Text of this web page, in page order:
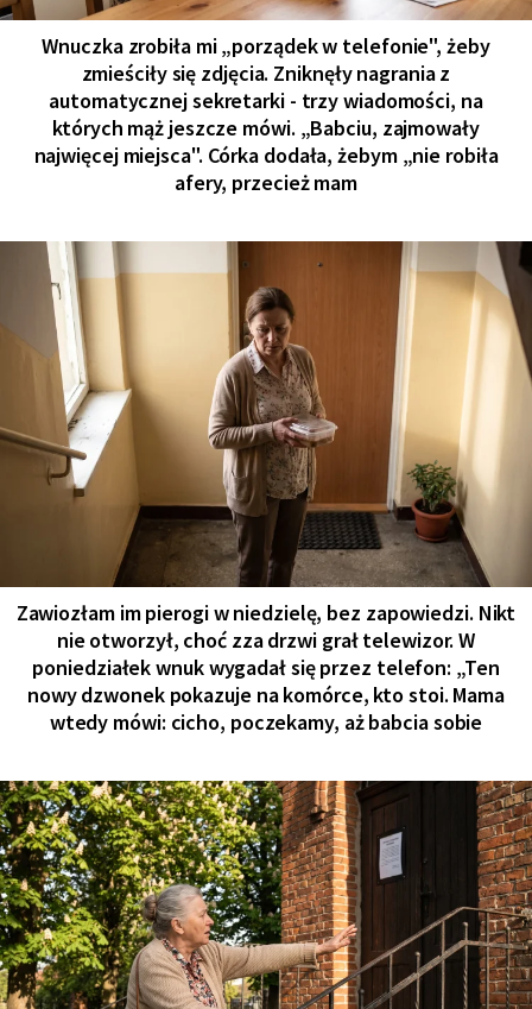
Wnuczka zrobiła mi „porządek w telefonie", żeby
zmieściły się zdjęcia. Zniknęły nagrania z
automatycznej sekretarki - trzy wiadomości, na
których mąż jeszcze mówi. „Babciu, zajmowały
najwięcej miejsca". Córka dodała, żebym „nie robiła
afery, przecież mam
Zawiozłam im pierogi w niedzielę, bez zapowiedzi. Nikt
nie otworzył, choć zza drzwi grał telewizor. W
poniedziałek wnuk wygadał się przez telefon: „Ten
nowy dzwonek pokazuje na komórce, kto stoi. Mama
wtedy mówi: cicho, poczekamy, aż babcia sobie